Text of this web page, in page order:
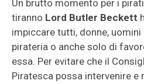
Un brutto momento per i
tiranno Lord Butler Beckett
impiccare tutti, donne,
pirateria o anche solo di
essa. Per evitare che il
Piratesca possa intervenire e